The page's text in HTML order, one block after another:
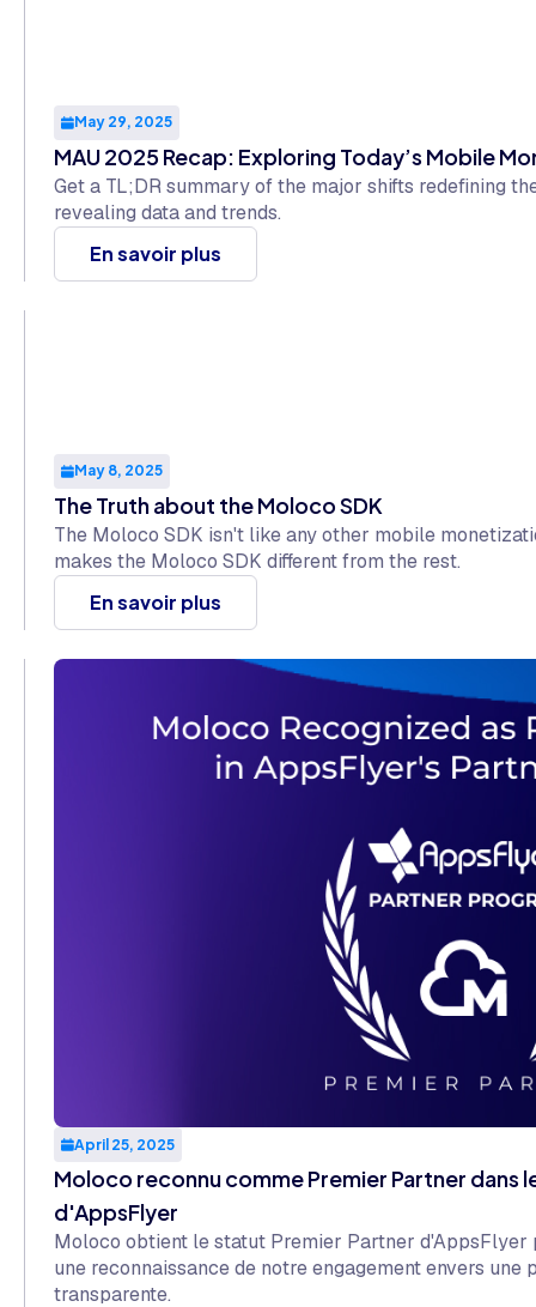
May 29, 2025
MAU 2025 Recap: Exploring Today’s Mobile
Get a TL;DR summary of the major shifts redefining
revealing data and trends.
En savoir plus
May 8, 2025
The Truth about the Moloco SDK
The Moloco SDK isn't like any other mobile
makes the Moloco SDK different from the rest.
En savoir plus
April 25, 2025
Moloco reconnu comme Premier Partner dans
d'AppsFlyer
Moloco obtient le statut Premier Partner d'AppsFlyer
une reconnaissance de notre engagement envers
transparente.